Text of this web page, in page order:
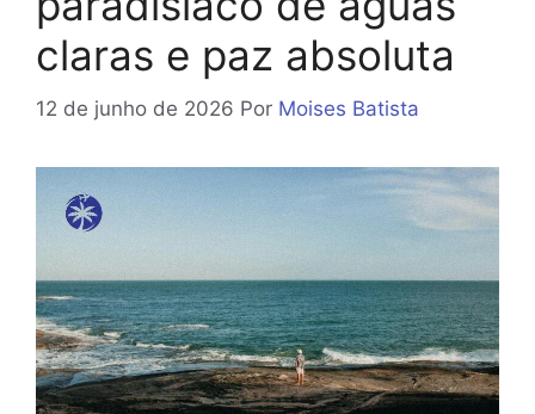
claras e paz absoluta
12 de junho de 2026 Por Moises Batista